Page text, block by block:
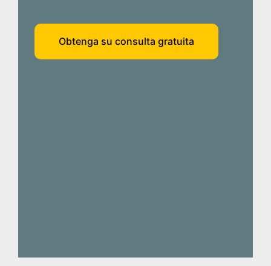
Obtenga su consulta gratuita